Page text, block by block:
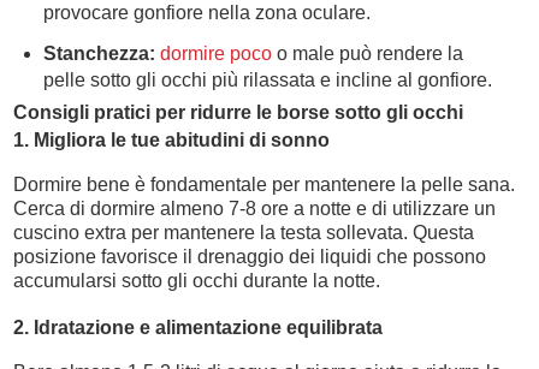
provocare gonfiore nella zona oculare.
Stanchezza: dormire pocoo male può rendere la
pelle sotto gli occhi più rilassata e incline al gonfiore.
Consigli pratici per ridurre le borse sotto gli occhi
1. Migliora le tue abitudini di sonno
Dormire bene è fondamentale per mantenere la pelle sana.
Cerca di dormire almeno 7-8 ore a notte e di utilizzare un
cuscino extra per mantenere la testa sollevata. Questa
posizione favorisce il drenaggio dei liquidi che possono
accumularsi sotto gli occhi durante la notte.
2. Idratazione e alimentazione equilibrata